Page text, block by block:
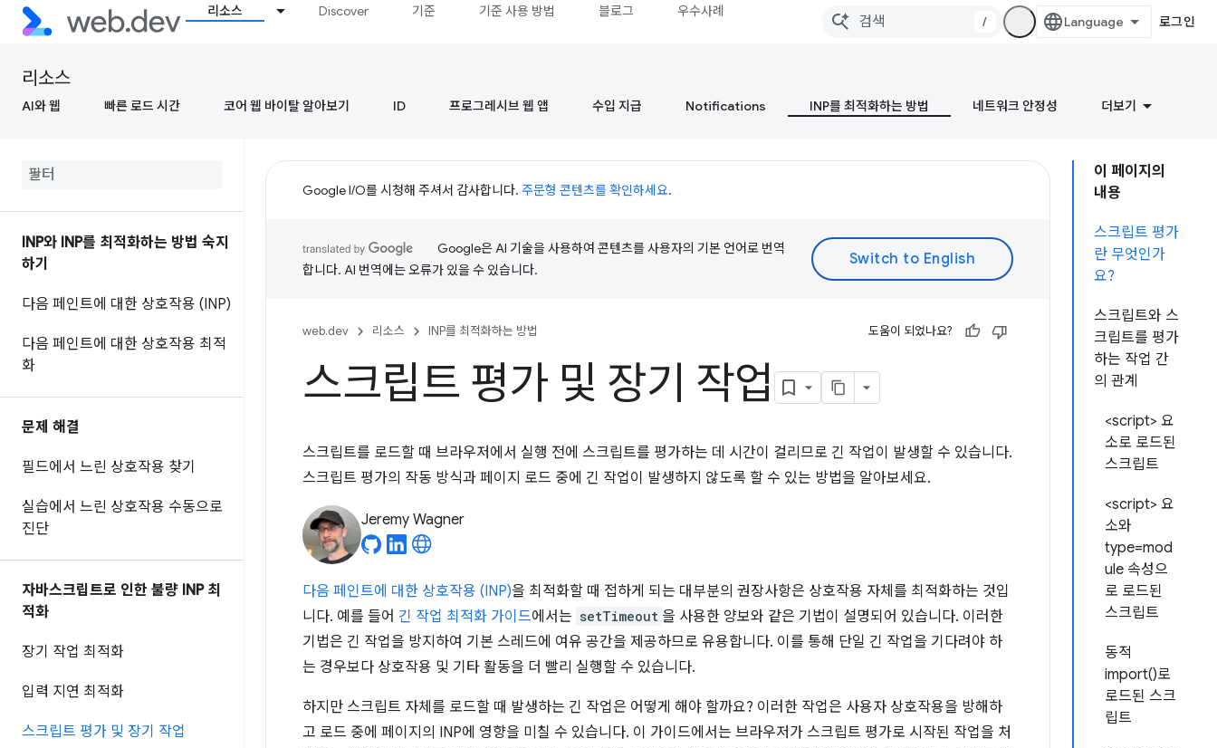
리소스 Discover 기준 기준 사용 방법 블로그 우수사례
/ 로그인
리소스
AI와 웹 빠른 로드 시간 코어 웹 바이탈 알아보기 ID 프로그레시브 웹 앱 수입 지급 Notifications INP를 최적화하는 방법 네트워크 안정성 더보기
INP와 INP를 최적화하는 방법 숙지
하기
다음 페인트에 대한 상호작용 (INP)
다음 페인트에 대한 상호작용 최적
화
문제 해결
필드에서 느린 상호작용 찾기
실습에서 느린 상호작용 수동으로
진단
자바스크립트로 인한 불량 INP 최
적화
장기 작업 최적화
입력 지연 최적화
스크립트 평가 및 장기 작업
이 페이지의
내용
스크립트 평가
란 무엇인가
요?
스크립트와 스
크립트를 평가
하는 작업 간
의 관계
<script> 요
소로 로드된
스크립트
<script> 요
소와
type=mod
ule 속성으
로 로드된
스크립트
동적
import()로
로드된 스크
립트
Google I/O를 시청해 주셔서 감사합니다. 주문형 콘텐츠를 확인하세요.
Google은 AI 기술을 사용하여 콘텐츠를 사용자의 기본 언어로 번역
합니다. AI 번역에는 오류가 있을 수 있습니다.
web.dev 리소스 INP를 최적화하는 방법 도움이 되었나요?
스크립트 평가 및 장기 작업
스크립트를 로드할 때 브라우저에서 실행 전에 스크립트를 평가하는 데 시간이 걸리므로 긴 작업이 발생할 수 있습니다.
스크립트 평가의 작동 방식과 페이지 로드 중에 긴 작업이 발생하지 않도록 할 수 있는 방법을 알아보세요.
Jeremy Wagner
다음 페인트에 대한 상호작용 (INP)을 최적화할 때 접하게 되는 대부분의 권장사항은 상호작용 자체를 최적화하는 것입
니다. 예를 들어 긴 작업 최적화 가이드에서는 setTimeout 을 사용한 양보와 같은 기법이 설명되어 있습니다. 이러한
기법은 긴 작업을 방지하여 기본 스레드에 여유 공간을 제공하므로 유용합니다. 이를 통해 단일 긴 작업을 기다려야 하
는 경우보다 상호작용 및 기타 활동을 더 빨리 실행할 수 있습니다.
하지만 스크립트 자체를 로드할 때 발생하는 긴 작업은 어떻게 해야 할까요? 이러한 작업은 사용자 상호작용을 방해하
고 로드 중에 페이지의 INP에 영향을 미칠 수 있습니다. 이 가이드에서는 브라우저가 스크립트 평가로 시작된 작업을 처